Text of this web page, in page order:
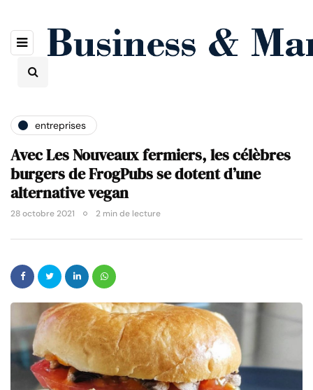
entreprises
Avec Les Nouveaux fermiers, les célèbres
burgers de FrogPubs se dotent d’une
alternative vegan
28 octobre 2021 2 min de lecture